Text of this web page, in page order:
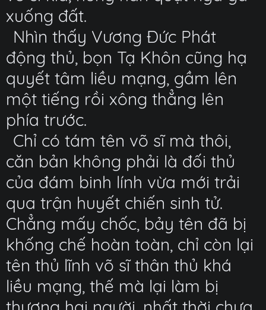
xuống đất.
Nhìn thấy Vương Đức Phát
động thủ, bọn Tạ Khôn cũng hạ
quyết tâm liều mạng, gầm lên
một tiếng rồi xông thẳng lên
phía trước.
Chỉ có tám tên võ sĩ mà thôi,
căn bản không phải là đối thủ
của đám binh lính vừa mới trải
qua trận huyết chiến sinh tử.
Chẳng mấy chốc, bảy tên đã bị
khống chế hoàn toàn, chỉ còn lại
tên thủ lĩnh võ sĩ thân thủ khá
liều mạng, thế mà lại làm bị